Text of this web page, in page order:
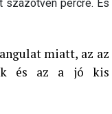
százötven percre. És
miatt, az az
és az a jó kis